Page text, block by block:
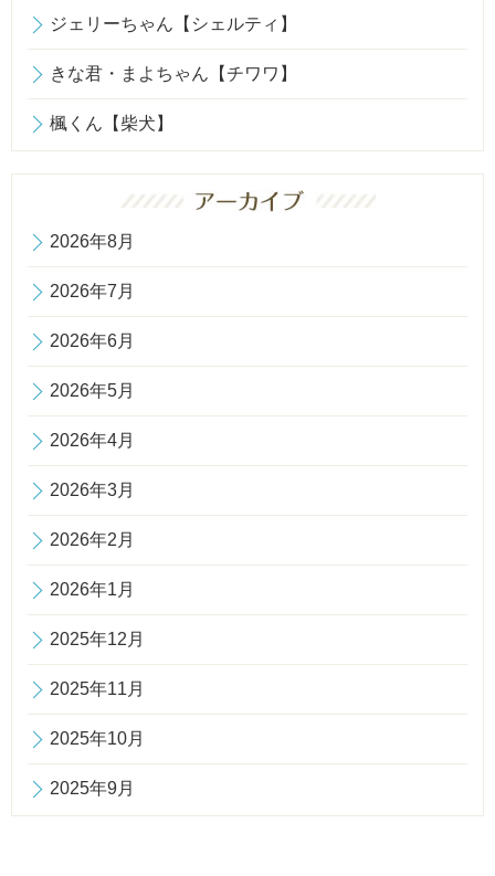
ジェリーちゃん【シェルティ】
きな君・まよちゃん【チワワ】
楓くん【柴犬】
2026年8月
2026年7月
2026年6月
2026年5月
2026年4月
2026年3月
2026年2月
2026年1月
2025年12月
2025年11月
2025年10月
2025年9月